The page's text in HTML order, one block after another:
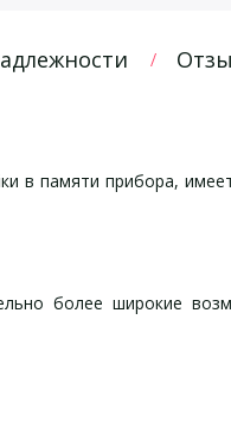
в памяти прибора,
более широкие